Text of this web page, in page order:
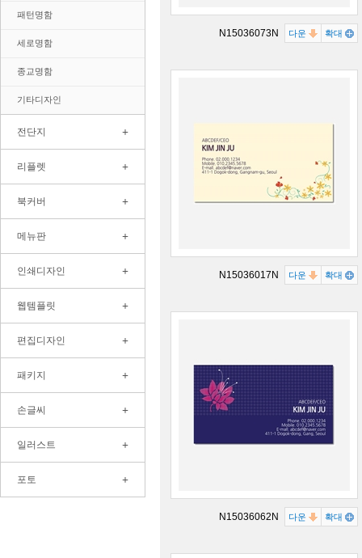
패턴명함
세로명함
종교명함
기타디자인
전단지 +
리플렛 +
북커버 +
메뉴판 +
인쇄디자인 +
웹템플릿 +
편집디자인 +
패키지 +
손글씨 +
일러스트 +
포토 +
N15036073N 다운 확대
N15036017N 다운 확대
N15036062N 다운 확대